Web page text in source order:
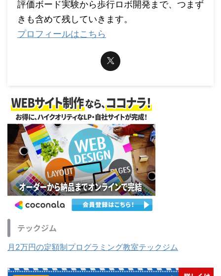
評価ボード実験から歩行ロボ開発まで、つまず
きも含めて残していきます。
プロフィールはこちら
テックジム
月2万円の定額制プログラミング教室テックジム